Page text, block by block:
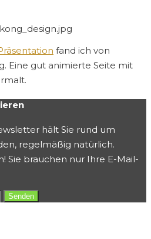
fand ich von
Eine gut animierte Seite mit
hält Sie rund um
regelmäßig natürlich.
Sie brauchen nur Ihre E-Mail-